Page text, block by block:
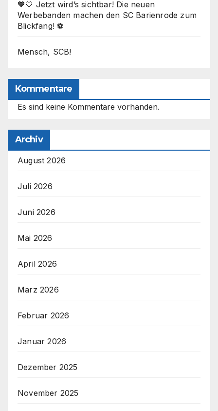
💙🤍 Jetzt wird’s sichtbar! Die neuen
Werbebanden machen den SC Barienrode zum
Blickfang! ⚽
Mensch, SCB!
Kommentare
Es sind keine Kommentare vorhanden.
Archiv
August 2026
Juli 2026
Juni 2026
Mai 2026
April 2026
März 2026
Februar 2026
Januar 2026
Dezember 2025
November 2025